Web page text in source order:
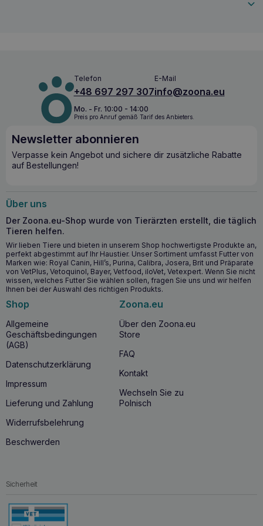
ärztlicher Rat erforderlich ist, Verpackung oder Etikett
vorzeigen. Außerhalb der Reichweite von Kindern
aufbewahren. Nicht in die Umwelt gelangen lassen.
Inhalt/Behälter gemäß den örtlichen behördlichen
Vorschriften entsorgen. Enthält D-Limonen, kann allergische
Hydrogenated Castrol Oil, PPG-20 Methyl Glucose Ether,
Castor Oil, Parfum, Sodium Benzoate
Telefon
+48 697 297 307
E-Mail
info@zoona.eu
Mo. - Fr. 10:00 - 14:00
Preis pro Anruf gemäß Tarif des Anbieters.
Newsletter abonnieren
Verpasse kein Angebot und sichere dir zusätzliche Rabatte
auf Bestellungen!
Über uns
Der Zoona.eu-Shop wurde von Tierärzten erstellt, die täglich
Tieren helfen.
Wir lieben Tiere und bieten in unserem Shop hochwertigste Produkte an,
perfekt abgestimmt auf Ihr Haustier. Unser Sortiment umfasst Futter von
Marken wie: Royal Canin, Hill’s, Purina, Calibra, Josera, Brit und Präparate
von VetPlus, Vetoquinol, Bayer, Vetfood, iloVet, Vetexpert. Wenn Sie nicht
wissen, welches Futter Sie wählen sollen, fragen Sie uns und wir helfen
Ihnen bei der Auswahl des richtigen Produkts.
Shop
Allgemeine
Geschäftsbedingungen
(AGB)
Datenschutzerklärung
Impressum
Lieferung und Zahlung
Widerrufsbelehrung
Beschwerden
Zoona.eu
Über den Zoona.eu
Store
FAQ
Kontakt
Wechseln Sie zu
Polnisch
Sicherheit